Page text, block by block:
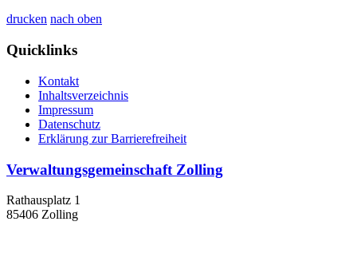
drucken nach oben
Quicklinks
Kontakt
Inhaltsverzeichnis
Impressum
Datenschutz
Erklärung zur Barrierefreiheit
Verwaltungsgemeinschaft Zolling
Rathausplatz 1
85406 Zolling